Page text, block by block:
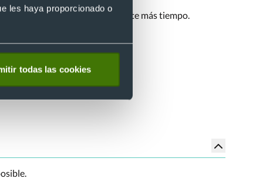
les haya proporcionado o
todas las cookies
en perfectas condiciones durante más tiempo.